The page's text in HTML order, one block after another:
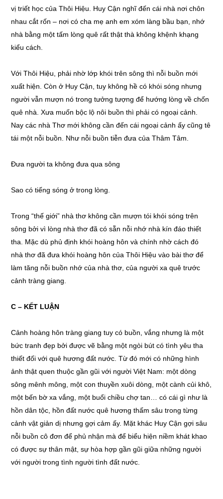
vị triết học của Thôi Hiệu. Huy Cận nghĩ đến cái nhà nơi chôn
nhau cắt rốn – nơi có cha mẹ anh em xóm làng bầu bạn, nhớ
nhà bằng một tấm lòng quê rất thật thà không khệnh khạng
kiểu cách.
Với Thôi Hiệu, phải nhờ lớp khói trên sông thì nỗi buồn mới
xuất hiện. Còn ở Huy Cận, tuy không hề có khói sóng nhưng
người vẫn mượn nó trong tưởng tượng để hướng lòng về chốn
quê nhà. Xưa muốn bộc lộ nôi buồn thì phải có ngoại cảnh.
Nay các nhà Thơ mới không cần đến cái ngoại cảnh ấy cũng tê
tái một nỗi buồn. Như nỗi buồn tiễn đưa của Thâm Tâm.
Đưa người ta không đưa qua sông
Sao có tiếng sóng ở trong lòng.
Trong “thế giới” nhà thơ không cần mượn tói khói sóng trên
sông bởi vì lòng nhà thơ đã có sẵn nỗi nhớ nhà kín đáo thiết
tha. Mặc dù phủ định khói hoàng hôn và chính nhờ cách đó
nhà thơ đã đưa khói hoàng hôn của Thôi Hiệu vào bài thơ để
làm tăng nỗi buồn nhớ của nhà thơ, của người xa quê trước
cảnh tràng giang.
C – KẾT LUẬN
Cảnh hoàng hôn tràng giang tuy có buồn, vắng nhưng là một
bức tranh đẹp bởi được vẽ bằng một ngòi bút có tình yêu tha
thiết đối với quê hương đất nước. Từ đó mới có những hình
ảnh thật quen thuộc gần gũi với người Việt Nam: một dòng
sông mênh mông, một con thuyền xuôi dòng, một cành củi khô,
một bến bờ xa vắng, một buổi chiều chợ tan… có cái gì như là
hồn dân tộc, hồn đất nước quê hương thấm sâu trong từng
cảnh vật giản dị nhưng gợi cảm ấy. Mặt khác Huy Cận gợi sâu
nỗi buồn cô đơn để phủ nhận mà để biểu hiện niềm khát khao
có được sự thân mật, sự hòa hợp gần gũi giữa những người
với người trong tình người tình đất nước.